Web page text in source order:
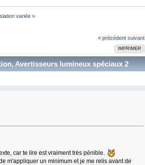
variée »
« précédent
IMPRIMER
Avertisseurs lumineux spéciaux 2
car te lire est vraiment très pénible.
m'appliquer un minimum et je me relis avant de